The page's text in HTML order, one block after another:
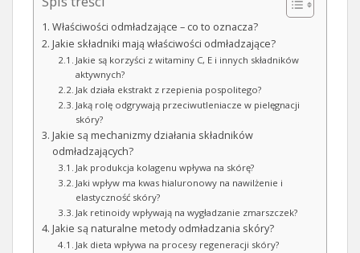
Właściwości odmładzające – co to oznacza?
Jakie składniki mają właściwości odmładzające?
Jakie są korzyści z witaminy C, E i innych składników
aktywnych?
Jak działa ekstrakt z rzepienia pospolitego?
Jaką rolę odgrywają przeciwutleniacze w pielęgnacji
skóry?
Jakie są mechanizmy działania składników
odmładzających?
Jak produkcja kolagenu wpływa na skórę?
Jaki wpływ ma kwas hialuronowy na nawilżenie i
elastyczność skóry?
Jak retinoidy wpływają na wygładzanie zmarszczek?
Jakie są naturalne metody odmładzania skóry?
Jak dieta wpływa na procesy regeneracji skóry?